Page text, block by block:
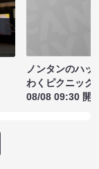
ノンタンのハッ
わくピクニック
08/08 09:30 開